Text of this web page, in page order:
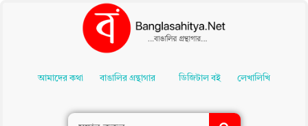
Contentআমাদের কথা বাঙালির গ্রন্থাগার ডিজিটাল বই লেখালিখি